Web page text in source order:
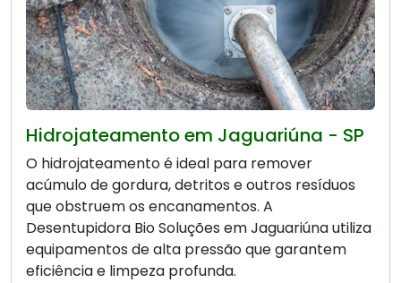
Hidrojateamento em Jaguariúna - SP
O hidrojateamento é ideal para remover
acúmulo de gordura, detritos e outros resíduos
que obstruem os encanamentos. A
Desentupidora Bio Soluções em Jaguariúna utiliza
equipamentos de alta pressão que garantem
eficiência e limpeza profunda.